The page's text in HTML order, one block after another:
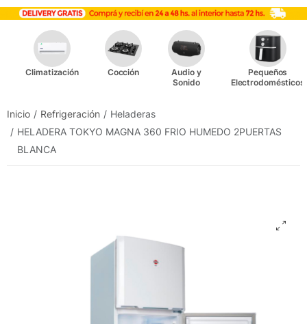
Climatización Cocción
Audio y
Sonido
Pequeños
Electrodomésticos
Inicio Refrigeración
Heladeras
HELADERA TOKYO MAGNA 360 FRIO HUMEDO 2PUERTAS
BLANCA